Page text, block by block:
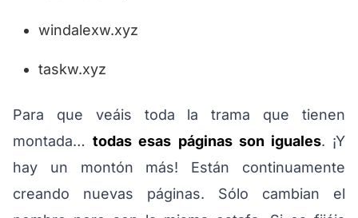
windalexw.xyz
taskw.xyz
Para que veáis toda la trama que tienen
montada…todas esas páginas son iguales. ¡Y
hay un montón más! Están continuamente
creando nuevas páginas. Sólo cambian el